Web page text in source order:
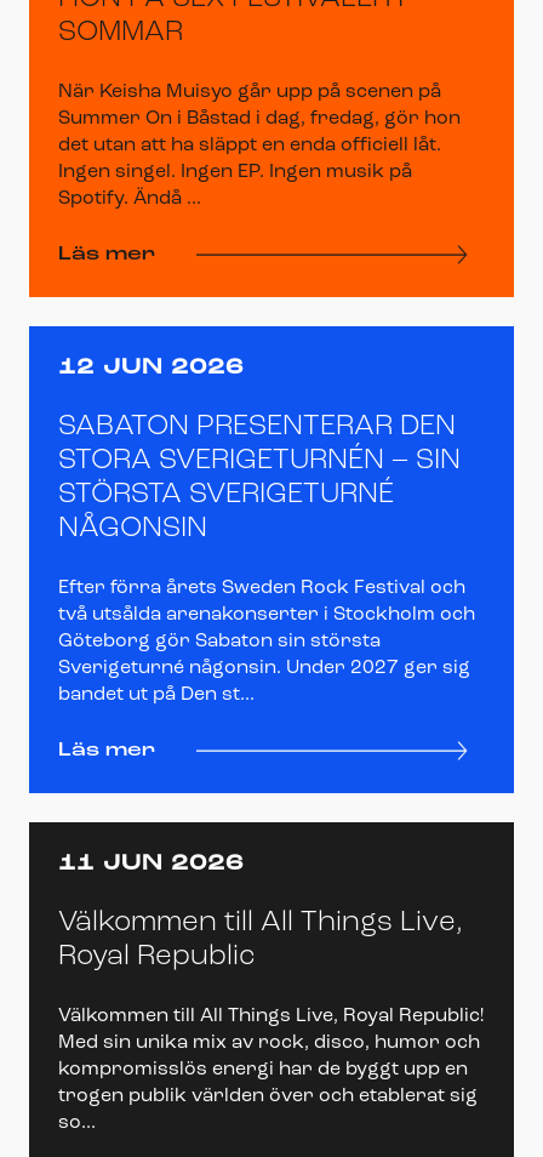
SOMMAR
När Keisha Muisyo går upp på scenen på
Summer On i Båstad i dag, fredag, gör hon
det utan att ha släppt en enda officiell låt.
Ingen singel. Ingen EP. Ingen musik på
Spotify. Ändå ...
Läs mer
12 JUN 2026
SABATON PRESENTERAR DEN
STORA SVERIGETURNÉN – SIN
STÖRSTA SVERIGETURNÉ
NÅGONSIN
Efter förra årets Sweden Rock Festival och
två utsålda arenakonserter i Stockholm och
Göteborg gör Sabaton sin största
Sverigeturné någonsin. Under 2027 ger sig
bandet ut på Den st...
Läs mer
11 JUN 2026
Välkommen till All Things Live,
Royal Republic
Välkommen till All Things Live, Royal Republic!
Med sin unika mix av rock, disco, humor och
kompromisslös energi har de byggt upp en
trogen publik världen över och etablerat sig
so...